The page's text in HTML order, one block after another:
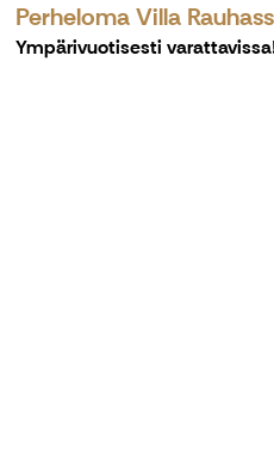
Perheloma Villa
Ympärivuotisesti